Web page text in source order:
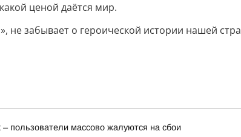
ценой даётся мир.
не забывает о героической истории нашей
– пользователи массово жалуются на сбои